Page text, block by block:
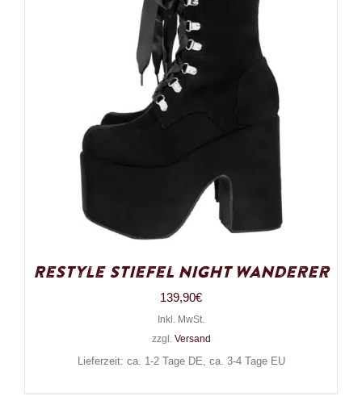
Restyle Stiefel Night Wanderer
139,90€
Inkl. MwSt.
zzgl. Versand
Lieferzeit: ca. 1-2 Tage DE, ca. 3-4 Tage EU